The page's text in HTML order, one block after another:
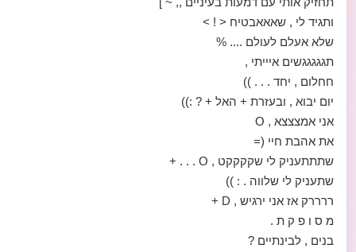
ותגיד לי , שאאאבטיח < ! >
שלא אעלם לעולם .... %
תגגגגגשים איייתי ,
חחלום , יחד . . . ))
יום יבוא , ובעזרת + האל + ? :))
אני אמצצצא , O
את אהבת חיי (=
שתתתעניק לי שקקקקט , O . . . +
שתעניק לי שלווה . : ))
ררררק אז אני ירגיש , D +
מ ס ו פ ק ת .
בנים , לבינתיים ?